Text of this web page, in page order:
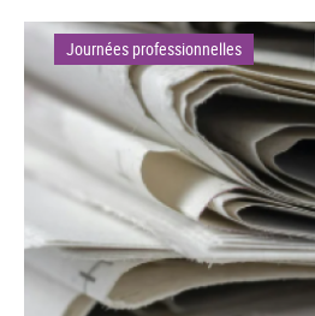
Journées professionnelles